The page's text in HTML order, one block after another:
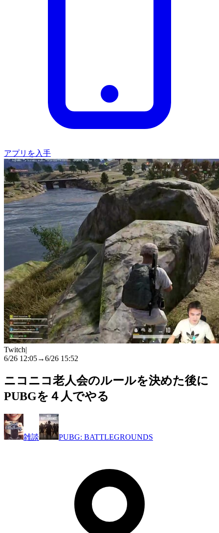
アプリを入手
Twitch|
6/26 12:05→6/26 15:52
ニコニコ老人会のルールを決めた後に
PUBGを４人でやる
雑談 PUBG: BATTLEGROUNDS